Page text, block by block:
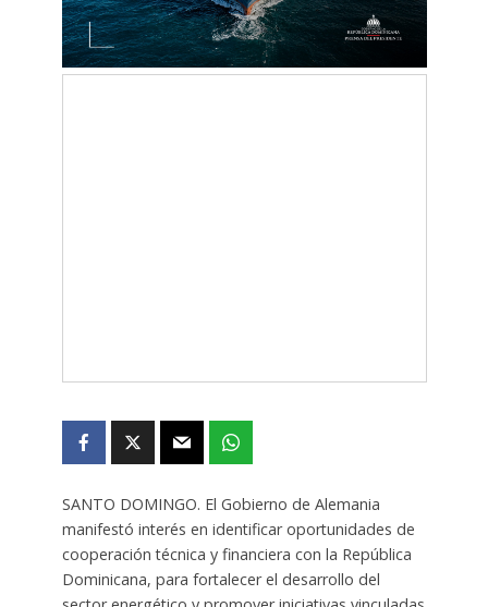
SANTO DOMINGO. El Gobierno de Alemania
manifestó interés en identificar oportunidades de
cooperación técnica y financiera con la República
Dominicana, para fortalecer el desarrollo del